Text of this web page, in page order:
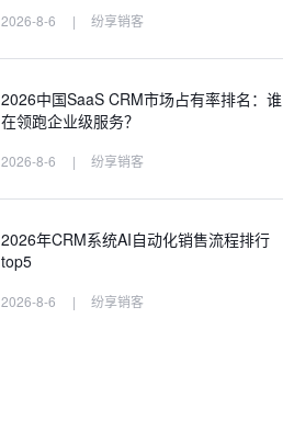
2026-8-6 | 纷享销客
2026中国SaaS CRM市场占有率排名：谁
在领跑企业级服务？
2026-8-6 | 纷享销客
2026年CRM系统AI自动化销售流程排行
top5
2026-8-6 | 纷享销客